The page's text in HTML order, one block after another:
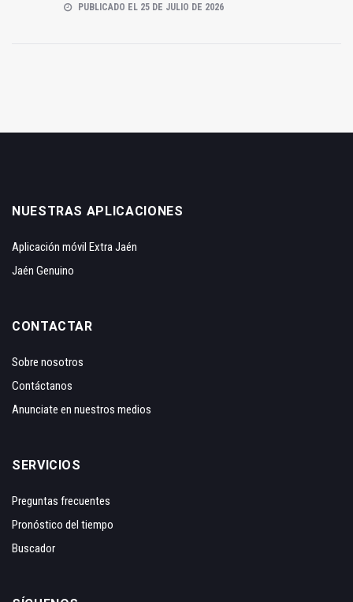
PUBLICADO EL 25 DE JULIO DE 2026
NUESTRAS APLICACIONES
Aplicación móvil Extra Jaén
Jaén Genuino
CONTACTAR
Sobre nosotros
Contáctanos
Anunciate en nuestros medios
SERVICIOS
Preguntas frecuentes
Pronóstico del tiempo
Buscador